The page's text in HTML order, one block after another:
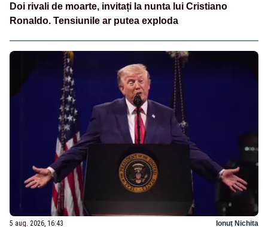
Doi rivali de moarte, invitați la nunta lui Cristiano
Ronaldo. Tensiunile ar putea exploda
5 aug. 2026, 16:43 Ionuț Nichita